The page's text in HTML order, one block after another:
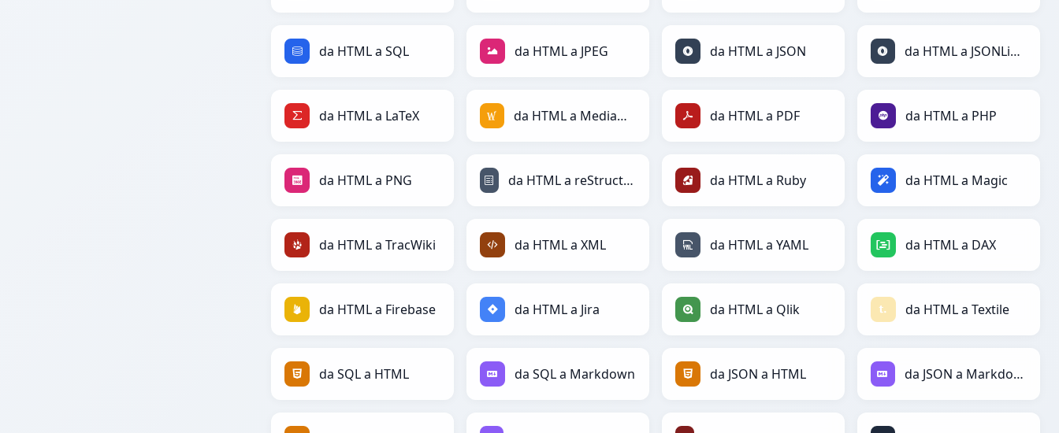
da HTML a SQL da HTML a JPEG da HTML a JSON da HTML a JSONLines
da HTML a LaTeX da HTML a MediaWiki da HTML a PDF da HTML a PHP
da HTML a PNG da HTML a reStructuredText da HTML a Ruby da HTML a Magic
da HTML a TracWiki da HTML a XML da HTML a YAML da HTML a DAX
da HTML a Firebase da HTML a Jira da HTML a Qlik da HTML a Textile
da SQL a HTML da SQL a Markdown da JSON a HTML da JSON a Markdown